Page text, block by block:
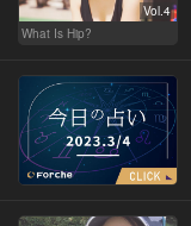
Vol.4
What Is Hip?